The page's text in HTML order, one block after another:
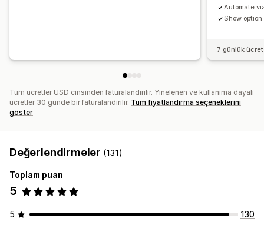
Automate
Show
7 günlük
Tüm ücretler USD cinsinden faturalandırılır. Yinelenen ve kullanıma dayalı
ücretler 30 günde bir faturalandırılır. Tüm fiyatlandırma seçeneklerini
göster
Değerlendirmeler (131)
Toplam puan
5
5
130